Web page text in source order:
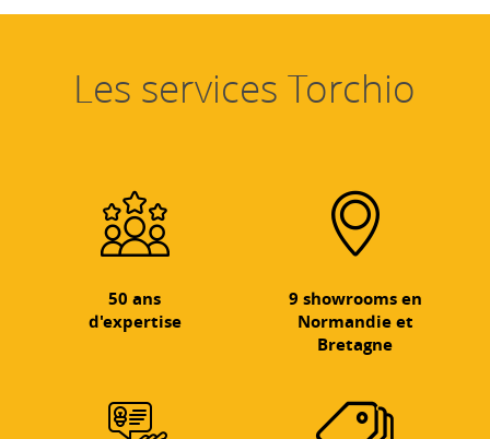
Les services Torchio
50 ans
d'expertise
9 showrooms en
Normandie et
Bretagne